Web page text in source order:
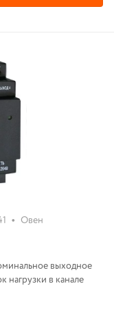
• Овен
выходное
нагрузки в канале